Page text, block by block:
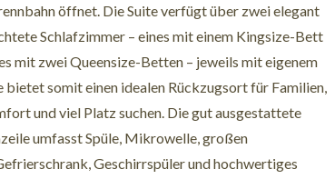
öffnet. Die Suite verfügt über zwei elegant
Schlafzimmer – eines mit einem Kingsize-Bett
mit zwei Queensize-Betten – jeweils mit eigenem
bietet somit einen idealen Rückzugsort für Familien,
und viel Platz suchen. Die gut ausgestattete
umfasst Spüle, Mikrowelle, großen
Geschirrspüler und hochwertiges